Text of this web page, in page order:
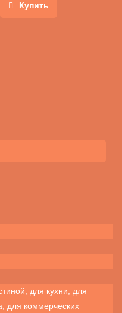
Купить
для кухни, для
для коммерческих